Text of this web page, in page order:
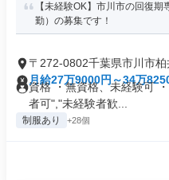
【未経験OK】市川市の回復
勤）の募集です！
〒272-0802千葉県市川市柏
月給27万9000円～34万
資格 ・無資格、未経験可
者可","未経験者歓...
制服あり +28個